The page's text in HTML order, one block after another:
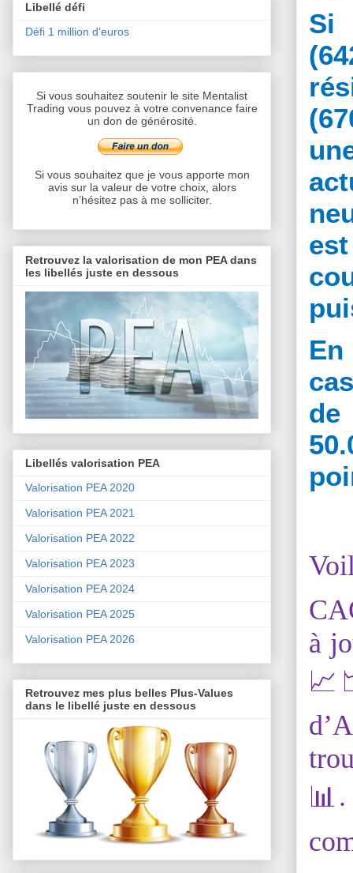
Si
de
à
📊.
Libellé défi
Défi 1 million d'euros
Si vous souhaitez soutenir le site Mentalist
Trading vous pouvez à votre convenance faire
un don de générosité.
Si vous souhaitez que je vous apporte mon
avis sur la valeur de votre choix, alors
n’hésitez pas à me solliciter.
Retrouvez la valorisation de mon PEA dans
les libellés juste en dessous
Libellés valorisation PEA
Valorisation PEA 2020
Valorisation PEA 2021
Valorisation PEA 2022
Valorisation PEA 2023
Valorisation PEA 2024
Valorisation PEA 2025
Valorisation PEA 2026
Retrouvez mes plus belles Plus-Values
dans le libellé juste en dessous